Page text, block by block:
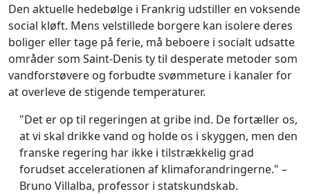
Den aktuelle hedebølge i Frankrig udstiller en voksende
social kløft. Mens velstillede borgere kan isolere deres
boliger eller tage på ferie, må beboere i socialt udsatte
områder som Saint-Denis ty til desperate metoder som
vandforstøvere og forbudte svømmeture i kanaler for
at overleve de stigende temperaturer.
"Det er op til regeringen at gribe ind. De fortæller os,
at vi skal drikke vand og holde os i skyggen, men den
franske regering har ikke i tilstrækkelig grad
forudset accelerationen af klimaforandringerne." –
Bruno Villalba, professor i statskundskab.